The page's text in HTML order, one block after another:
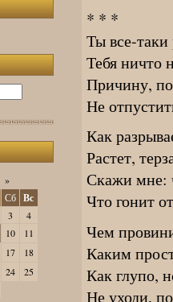
»
Сб Вс
3
4
10 11
17 18
24
25
* * *
Ты все-
Тебя ничто
Причину,
Не
Как
Растет,
Скажи мне:
Что гонит
Чем
Каким
Как глупо,
Не уходи,